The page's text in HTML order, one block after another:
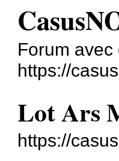
Forum
https://
Lot Ars
https://